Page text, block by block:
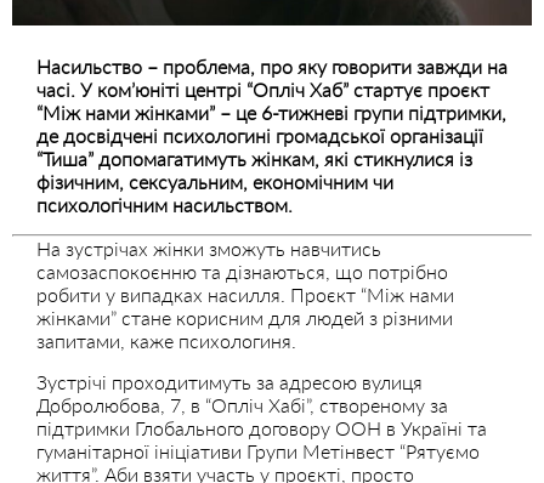
Насильство – проблема, про яку говорити завжди на
часі. У ком’юніті центрі “Опліч Хаб” стартує проєкт
“Між нами жінками” – це 6-тижневі групи підтримки,
де досвідчені психологині громадської організації
“Тиша” допомагатимуть жінкам, які стикнулися із
фізичним, сексуальним, економічним чи
психологічним насильством.
На зустрічах жінки зможуть навчитись
самозаспокоєнню та дізнаються, що потрібно
робити у випадках насилля. Проєкт “Між нами
жінками” стане корисним для людей з різними
запитами, каже психологиня.
Зустрічі проходитимуть за адресою вулиця
Добролюбова, 7, в “Опліч Хабі”, створеному за
підтримки Глобального договору ООН в Україні та
гуманітарної ініціативи Групи Метінвест “Рятуємо
життя”. Аби взяти участь у проєкті, просто